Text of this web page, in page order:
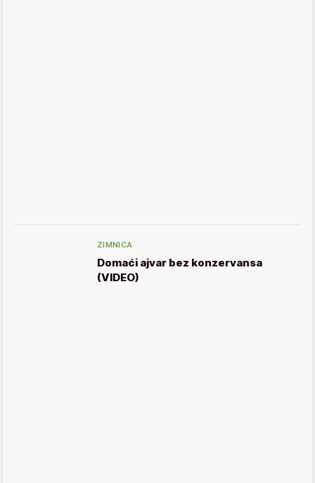
ZIMNICA
Domaći ajvar bez konzervansa
(VIDEO)